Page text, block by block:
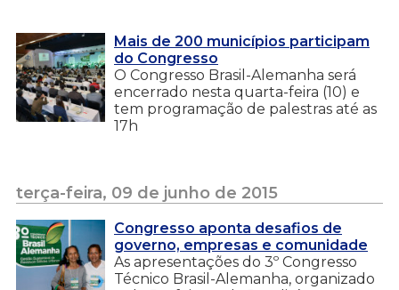
Mais de 200 municípios participam
do Congresso
O Congresso Brasil-Alemanha será
encerrado nesta quarta-feira (10) e
tem programação de palestras até as
17h
terça-feira, 09 de junho de 2015
Congresso aponta desafios de
governo, empresas e comunidade
As apresentações do 3º Congresso
Técnico Brasil-Alemanha, organizado